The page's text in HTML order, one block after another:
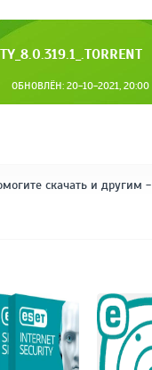
ОБНОВЛЁН: 20-10-2021, 20:00
скачать и другим -